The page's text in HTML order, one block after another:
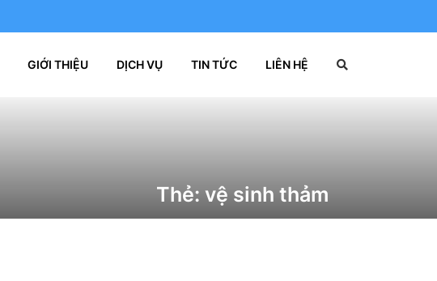
GIỚI THIỆU DỊCH VỤ TIN TỨC LIÊN HỆ
Thẻ: vệ sinh thảm